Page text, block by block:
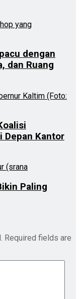
dengan
dan Ruang
Depan Kantor
Paling
Required fields are